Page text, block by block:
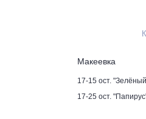
Макеевка
17-15 ост.
17-25 ост.